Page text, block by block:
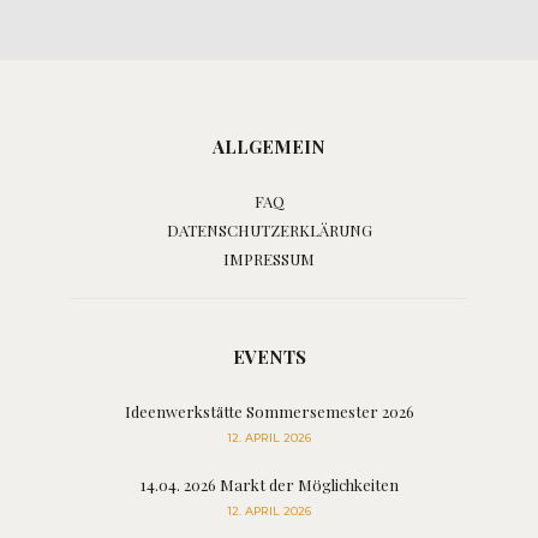
ALLGEMEIN
FAQ
DATENSCHUTZERKLÄRUNG
IMPRESSUM
EVENTS
Ideenwerkstätte Sommersemester 2026
12. APRIL 2026
14.04. 2026 Markt der Möglichkeiten
12. APRIL 2026